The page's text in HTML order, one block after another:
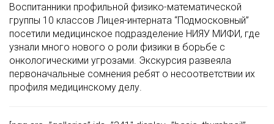
Воспитанники профильной физико-математической
группы 10 классов Лицея-интерната “Подмосковный”
посетили медицинское подразделение НИЯУ МИФИ, где
узнали много нового о роли физики в борьбе с
онкологическими угрозами. Экскурсия развеяла
первоначальные сомнения ребят о несоответствии их
профиля медицинскому делу.